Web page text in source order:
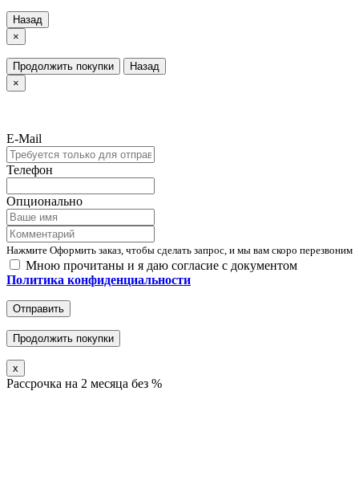
Назад
×
Продолжить покупки
Назад
×
E-Mail
Телефон
Опционально
Нажмите Оформить заказ, чтобы сделать запрос, и мы вам скоро перезвоним
Мною прочитаны и я даю согласие с документом
Политика конфиденциальности
Отправить
Продолжить покупки
x
Рассрочка на 2 месяца без %